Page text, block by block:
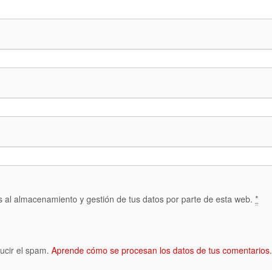
almacenamiento y gestión de tus datos por parte de esta web. *
el spam. Aprende cómo se procesan los datos de tus comentarios.